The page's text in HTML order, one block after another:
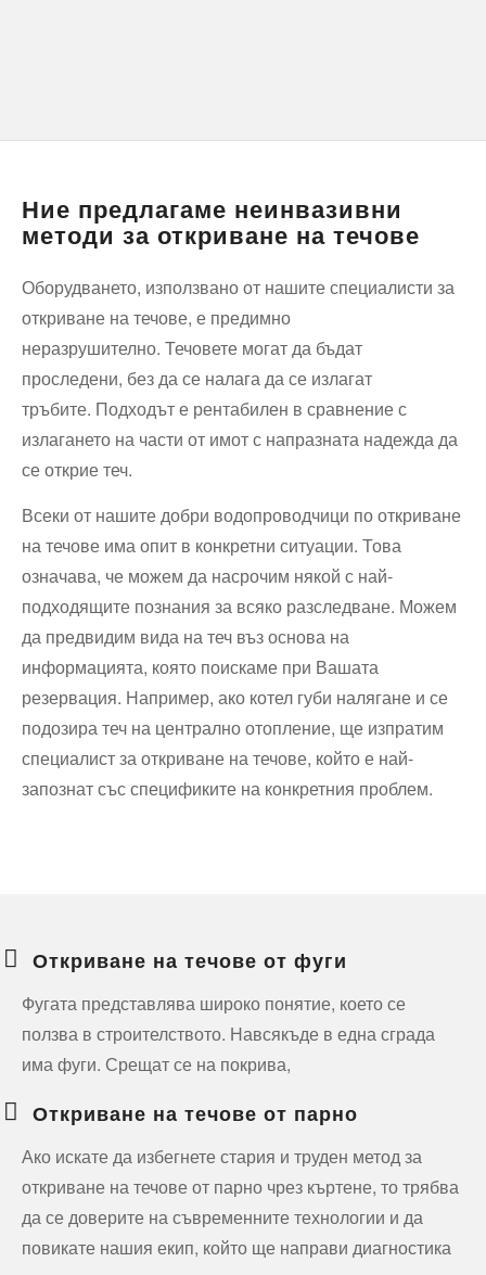
Ние предлагаме неинвазивни
методи за откриване на течове
Оборудването, използвано от нашите специалисти за
откриване на течове, е предимно
неразрушително. Течовете могат да бъдат
проследени, без да се налага да се излагат
тръбите. Подходът е рентабилен в сравнение с
излагането на части от имот с напразната надежда да
се открие теч.
Всеки от нашите добри водопроводчици по откриване
на течове има опит в конкретни ситуации. Това
означава, че можем да насрочим някой с най-
подходящите познания за всяко разследване. Можем
да предвидим вида на теч въз основа на
информацията, която поискаме при Вашата
резервация. Например, ако котел губи налягане и се
подозира теч на централно отопление, ще изпратим
специалист за откриване на течове, който е най-
запознат със спецификите на конкретния проблем.
Откриване на течове от фуги
Фугата представлява широко понятие, което се
ползва в строителството. Навсякъде в една сграда
има фуги. Срещат се на покрива,
Откриване на течове от парно
Ако искате да избегнете стария и труден метод за
откриване на течове от парно чрез къртене, то трябва
да се доверите на съвременните технологии и да
повикате нашия екип, който ще направи диагностика